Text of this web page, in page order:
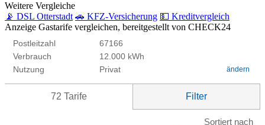
Weitere Vergleiche
📡 DSL Otterstadt 🚗 KFZ-Versicherung 💵 Kreditvergleich
Anzeige Gastarife vergleichen, bereitgestellt von CHECK24